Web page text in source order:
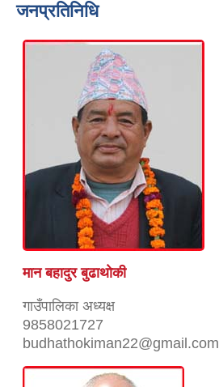
जनप्रतिनिधि
मान बहादुर बुढाथाेकी
गाउँपालिका अध्यक्ष
9858021727
budhathokiman22@gmail.com